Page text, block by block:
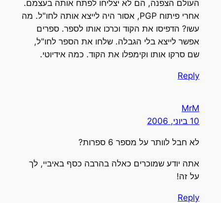
העולם הצפנה, הם לא יצליחו לפתח אותה בעצמם.
אחרי פיתוח PGP, אסור היה לייצא אותה לחו"ל. מה
עשו? הדפיסו את הקוד וכרכו אותו לספר. ספרים
אפשר לייצא בלי הגבלה. שלחו את הספר לחו"ל,
שם סרקו אותו וקימפלו את הקוד. כמה אידיוטי.
Reply
MrM
10 ביוני, 2006
לא חבל לוותר על מספר 6 ספרות?
אתה יודע שמוכרים כאלה בהרבה כסף באיביי, לך
על זה!
Reply